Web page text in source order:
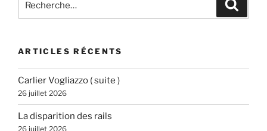
pour
ARTICLES RÉCENTS
Carlier Vogliazzo ( suite )
26 juillet 2026
La disparition des rails
26 juillet 2026